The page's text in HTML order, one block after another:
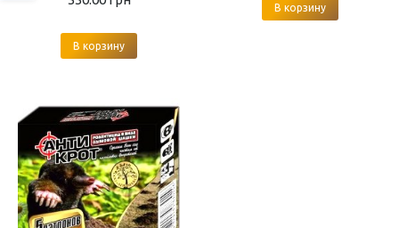
В корзину
В корзину